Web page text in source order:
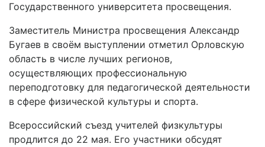
Государственного университета просвещения.
Заместитель Министра просвещения Александр
Бугаев в своём выступлении отметил Орловскую
область в числе лучших регионов,
осуществляющих профессиональную
переподготовку для педагогической деятельности
в сфере физической культуры и спорта.
Всероссийский съезд учителей физкультуры
продлится до 22 мая. Его участники обсудят